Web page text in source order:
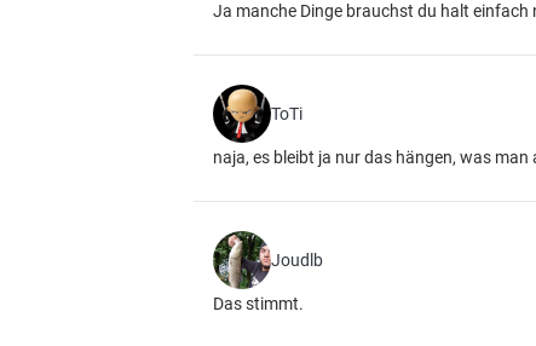
Ja manche Dinge brauchst du halt
ToTi
naja, es bleibt ja nur das hängen, was
Joudlb
Das stimmt.